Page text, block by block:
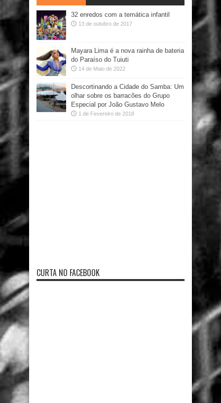
32 enredos com a temática infantil
13 de outubro de 2017
Mayara Lima é a nova rainha de bateria
do Paraíso do Tuiuti
14 de Maio de 2022
Descortinando a Cidade do Samba: Um
olhar sobre os barracões do Grupo
Especial por João Gustavo Melo
1 de Fevereiro de 2018
CURTA NO FACEBOOK